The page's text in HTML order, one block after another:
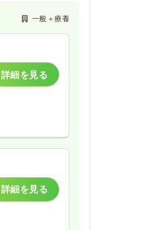
一時募集休止
一般＋療養
詳細を見る
詳細を見る